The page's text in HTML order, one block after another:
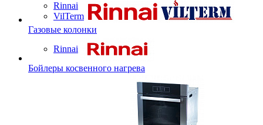
Rinnai
VilTerm
Газовые колонки
Rinnai
Бойлеры косвенного нагрева